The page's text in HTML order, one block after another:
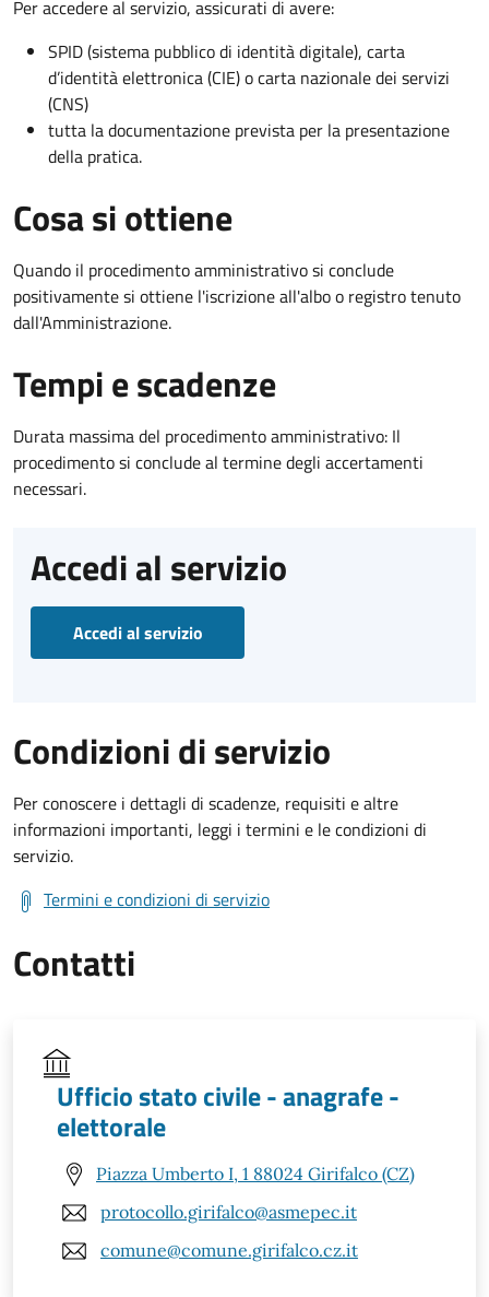
Per accedere al servizio, assicurati di avere:
SPID (sistema pubblico di identità digitale), carta
d’identità elettronica (CIE) o carta nazionale dei servizi
(CNS)
tutta la documentazione prevista per la presentazione
della pratica.
Cosa si ottiene
Quando il procedimento amministrativo si conclude
positivamente si ottiene l'iscrizione all'albo o registro tenuto
dall'Amministrazione.
Tempi e scadenze
Durata massima del procedimento amministrativo: Il
procedimento si conclude al termine degli accertamenti
necessari.
Accedi al servizio
Accedi al servizio
Condizioni di servizio
Per conoscere i dettagli di scadenze, requisiti e altre
informazioni importanti, leggi i termini e le condizioni di
servizio.
Termini e condizioni di servizio
Contatti
Ufficio stato civile - anagrafe -
elettorale
Piazza Umberto I, 1 88024 Girifalco (CZ)
protocollo.girifalco@asmepec.it
comune@comune.girifalco.cz.it